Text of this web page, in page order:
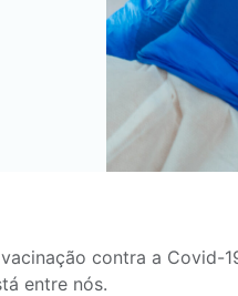
contra a Covid-
entre nós.